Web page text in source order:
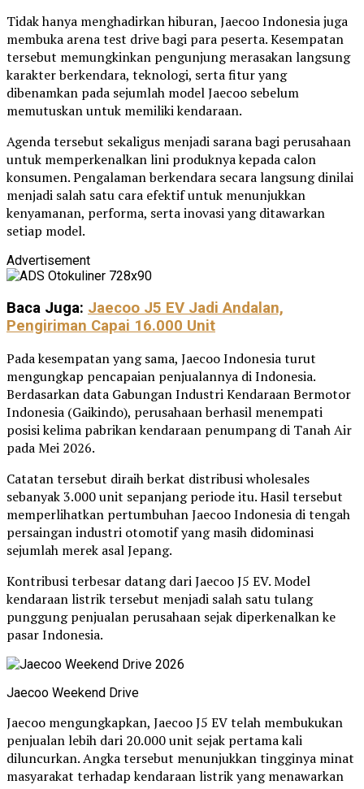
Tidak hanya menghadirkan hiburan, Jaecoo Indonesia juga
membuka arena test drive bagi para peserta. Kesempatan
tersebut memungkinkan pengunjung merasakan langsung
karakter berkendara, teknologi, serta fitur yang
dibenamkan pada sejumlah model Jaecoo sebelum
memutuskan untuk memiliki kendaraan.
Agenda tersebut sekaligus menjadi sarana bagi perusahaan
untuk memperkenalkan lini produknya kepada calon
konsumen. Pengalaman berkendara secara langsung dinilai
menjadi salah satu cara efektif untuk menunjukkan
kenyamanan, performa, serta inovasi yang ditawarkan
setiap model.
Advertisement
Baca Juga: Jaecoo J5 EV Jadi Andalan,
Pengiriman Capai 16.000 Unit
Pada kesempatan yang sama, Jaecoo Indonesia turut
mengungkap pencapaian penjualannya di Indonesia.
Berdasarkan data Gabungan Industri Kendaraan Bermotor
Indonesia (Gaikindo), perusahaan berhasil menempati
posisi kelima pabrikan kendaraan penumpang di Tanah Air
pada Mei 2026.
Catatan tersebut diraih berkat distribusi wholesales
sebanyak 3.000 unit sepanjang periode itu. Hasil tersebut
memperlihatkan pertumbuhan Jaecoo Indonesia di tengah
persaingan industri otomotif yang masih didominasi
sejumlah merek asal Jepang.
Kontribusi terbesar datang dari Jaecoo J5 EV. Model
kendaraan listrik tersebut menjadi salah satu tulang
punggung penjualan perusahaan sejak diperkenalkan ke
pasar Indonesia.
Jaecoo Weekend Drive
Jaecoo mengungkapkan, Jaecoo J5 EV telah membukukan
penjualan lebih dari 20.000 unit sejak pertama kali
diluncurkan. Angka tersebut menunjukkan tingginya minat
masyarakat terhadap kendaraan listrik yang menawarkan